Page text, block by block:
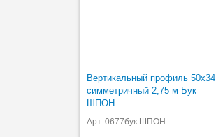
Вертикальный профиль 50х34
симметричный 2,75 м Бук
ШПОН
Арт. 0677бук ШПОН